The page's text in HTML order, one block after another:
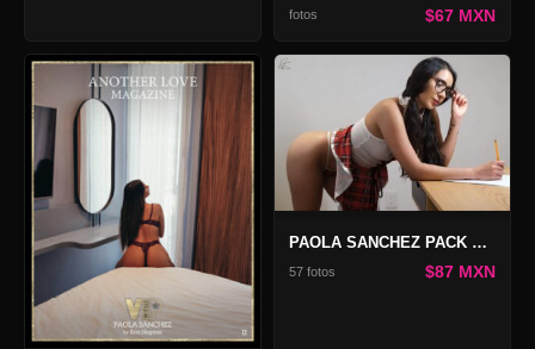
fotos $67 MXN
PAOLA SANCHEZ PACK COLEGIALA
57 fotos $87 MXN